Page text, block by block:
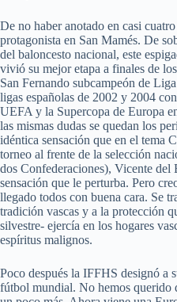
De no haber anotado en casi
protagonista en San Mamés. De
del baloncesto nacional, este
vivió su mejor etapa a finales de
San Fernando subcampeón de
ligas españolas de 2002 y 2004
UEFA y la Supercopa de Europa
las mismas dudas se quedan los
idéntica sensación que en el tema
torneo al frente de la selección
dos Confederaciones), Vicente del
sensación que le perturba. Pero
llegado todos con buena cara. Se
tradición vascas y a la protección
silvestre- ejercía en los hogares
espíritus malignos.
Poco después la IFFHS designó a
fútbol mundial. No hemos querido